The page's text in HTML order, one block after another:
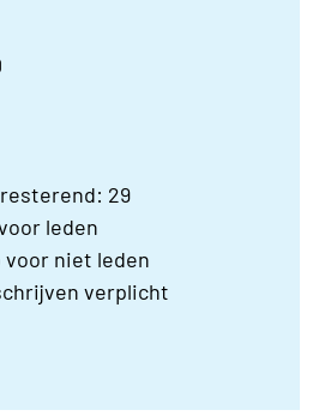
29
leden
voor niet leden
verplicht